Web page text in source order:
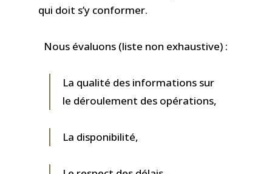
qui doit s’y conformer.
Nous évaluons (liste non exhaustive) :
La qualité des informations sur
le déroulement des opérations,
La disponibilité,